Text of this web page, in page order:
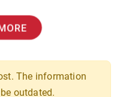
The information
outdated.